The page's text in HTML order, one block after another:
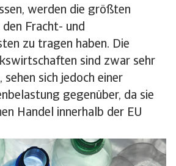
werden die größten
Fracht- und
zu tragen haben. Die
sind zwar sehr
sich jedoch einer
gegenüber, da sie
Handel innerhalb der EU